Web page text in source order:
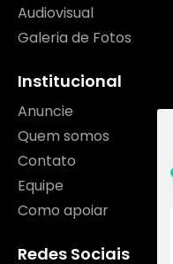
Audiovisual
Galeria de Fotos
Institucional
Anuncie
Quem somos
Contato
Equipe
Como apoiar
Redes Sociais